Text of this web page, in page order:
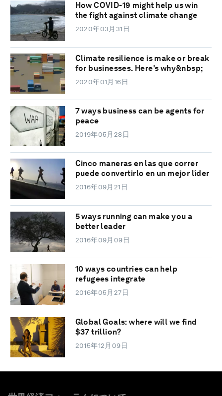
How COVID-19 might help us win
the fight against climate change
2020年03月31日
Climate resilience is make or break
for businesses. Here's why&nbsp;
2020年01月16日
7 ways business can be agents for
peace
2019年05月28日
Cinco maneras en las que correr
puede convertirlo en un mejor líder
2016年09月21日
5 ways running can make you a
better leader
2016年09月09日
10 ways countries can help
refugees integrate
2016年05月27日
Global Goals: where will we find
$37 trillion?
2015年12月09日